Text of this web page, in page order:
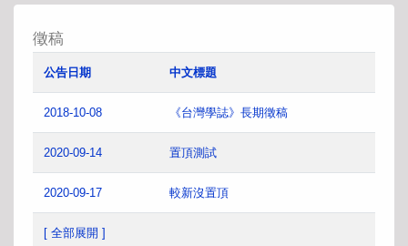
徵稿
公告日期 中文標題
2018-10-08 《台灣學誌》長期徵稿
2020-09-14 置頂測試
2020-09-17 較新沒置頂
[ 全部展開 ]